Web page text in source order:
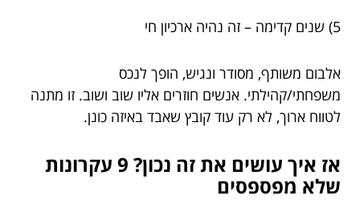
5) שנים קדימה – זה נהיה ארכיון חי
אלבום משותף, מסודר ונגיש, הופך לנכס
משפחתי/קהילתי. אנשים חוזרים אליו שוב ושוב. זו מתנה
לטווח ארוך, לא רק עוד קובץ שאבד באיזה כונן.
אז איך עושים את זה נכון? 9 עקרונות
שלא מפספסים